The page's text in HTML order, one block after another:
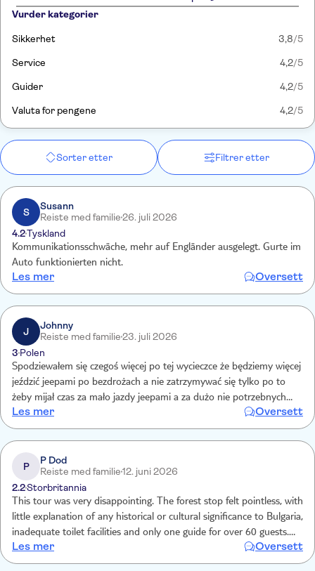
Vurder kategorier
Sikkerhet 3,8/5
Service 4,2/5
Guider 4,2/5
Valuta for pengene 4,2/5
Sorter etter Filtrer etter
S
Susann
Reiste med familie26. juli 2026
4.2Tyskland
Kommunikationsschwäche, mehr auf Engländer ausgelegt. Gurte im
Auto funktionierten nicht.
Les mer Oversett
J
Johnny
Reiste med familie23. juli 2026
3 Polen
Spodziewałem się czegoś więcej po tej wycieczce że będziemy więcej
jeździć jeepami po bezdrożach a nie zatrzymywać się tylko po to
żeby mijał czas za mało jazdy jeepami a za dużo nie potrzebnych
przystanków cena tej wycieczki nie jest adekwatna do samej
wycieczki za 218 euro oczekiwalismy czegoś innego za mało
adrenaliny kierowca był bardzo pomocny i dużo opowiadał ale to
koniec plusów Bułgarzy powinni uczyć się od Turków jak
zorganizować wycieczki które pozostaną w pamięci na dłużej.
Les mer Oversett
P
P Dod
Reiste med familie12. juni 2026
2.2Storbritannia
This tour was very disappointing. The forest stop felt pointless, with
little explanation of any historical or cultural significance to Bulgaria,
inadequate toilet facilities and only one guide for over 60 guests.
Lunch was fine, but the traditional entertainment consisted of
drivers singing and basic dance steps, while guests were dressed in
Les mer Oversett